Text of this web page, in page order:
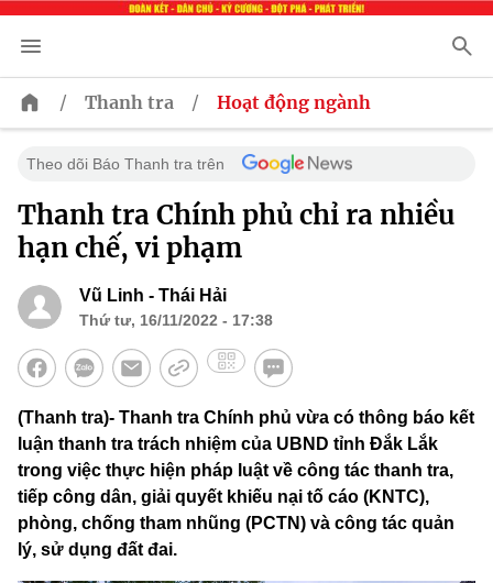
/ Thanh tra / Hoạt động ngành
Theo dõi Báo Thanh tra trên
Thanh tra Chính phủ chỉ ra nhiều
hạn chế, vi phạm
Vũ Linh - Thái Hải
Thứ tư, 16/11/2022 - 17:38
(Thanh tra)- Thanh tra Chính phủ vừa có thông báo kết
luận thanh tra trách nhiệm của UBND tỉnh Đắk Lắk
trong việc thực hiện pháp luật về công tác thanh tra,
tiếp công dân, giải quyết khiếu nại tố cáo (KNTC),
phòng, chống tham nhũng (PCTN) và công tác quản
lý, sử dụng đất đai.